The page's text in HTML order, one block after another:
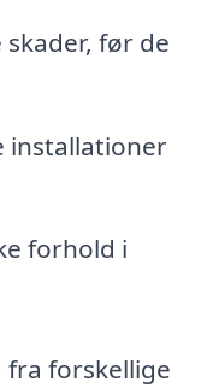
før de
installationer
forhold i
fra forskellige